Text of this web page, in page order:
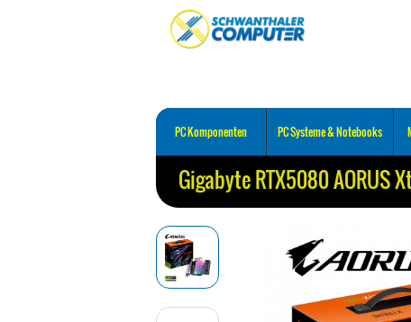
PC Komponenten PC Systeme & Notebooks
Gigabyte RTX5080 AORUS